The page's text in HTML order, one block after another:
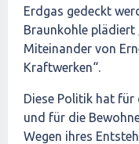
Erdgas gedeckt
Braunkohle plädiert
Miteinander von
Kraftwerken“.
Diese Politik hat für
und für die
Wegen ihres